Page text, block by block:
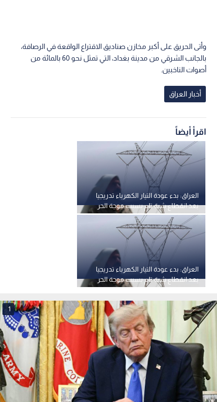
وأتى الحريق على أكبر مخازن صناديق الاقتراع الواقعة في الرصافة،
بالجانب الشرقي من مدينة بغداد، التي تمثل نحو 60 بالمائة من
أصوات الناخبين.
أخبار العراق
اقرأ أيضاً
العراق: بدء عودة التيار الكهرباء تدريجيا
بعد انقطاع شبة تام بسبب موجة الحر
العراق: بدء عودة التيار الكهرباء تدريجيا
بعد انقطاع شبة تام بسبب موجة الحر
1